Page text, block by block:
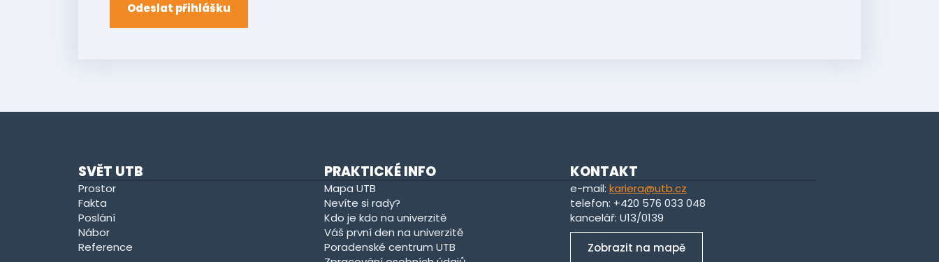
Odeslat přihlášku
SVĚT UTB
Prostor
Fakta
Poslání
Nábor
Reference
PRAKTICKÉ INFO
Mapa UTB
Nevíte si rady?
Kdo je kdo na univerzitě
Váš první den na univerzitě
Poradenské centrum UTB
KONTAKT
e-mail: kariera@utb.cz
telefon: +420 576 033 048
kancelář: U13/0139
Zobrazit na mapě